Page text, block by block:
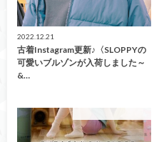
2022.12.21
古着Instagram更新♪〈SLOPPYの
可愛いブルゾンが入荷しました～
&…